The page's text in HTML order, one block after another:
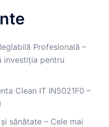
Profesională –
investiția pentru
Clean IT IN5021F0 –
sănătate – Cele mai